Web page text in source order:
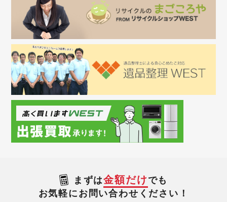
まずは金額だけ でも
お気軽にお問い合わせください！